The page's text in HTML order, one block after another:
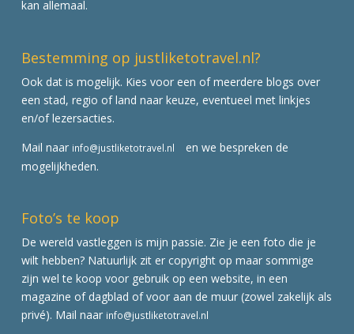
kan allemaal.
Bestemming op justliketotravel.nl?
Ook dat is mogelijk. Kies voor een of meerdere blogs over
een stad, regio of land naar keuze, eventueel met linkjes
en/of lezersacties.
Mail naar info@justliketotravel.nl
en we bespreken de
mogelijkheden.
Foto’s te koop
De wereld vastleggen is mijn passie. Zie je een foto die je
wilt hebben? Natuurlijk zit er copyright op maar sommige
zijn wel te koop voor gebruik op een website, in een
magazine of dagblad of voor aan de muur (zowel zakelijk als
privé). Mail naar info@justliketotravel.nl